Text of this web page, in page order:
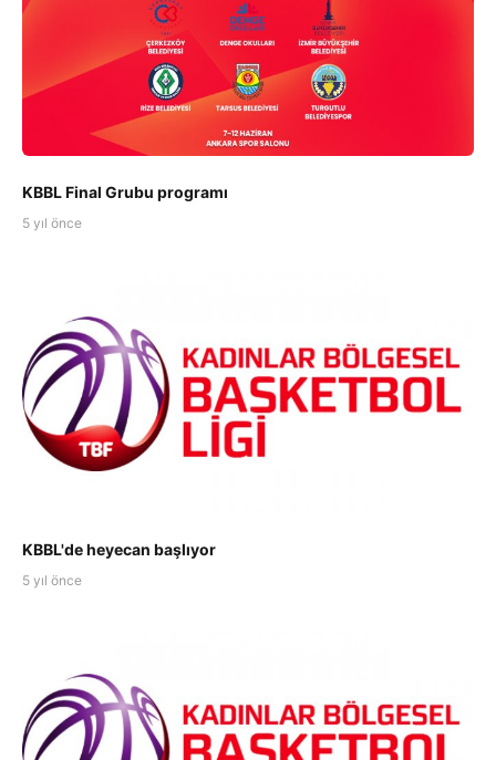
KBBL Final Grubu programı
5 yıl önce
KBBL'de heyecan başlıyor
5 yıl önce